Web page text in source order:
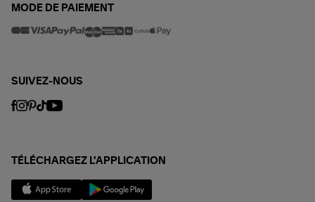
MODE DE PAIEMENT
SUIVEZ-NOUS
TÉLÉCHARGEZ L'APPLICATION